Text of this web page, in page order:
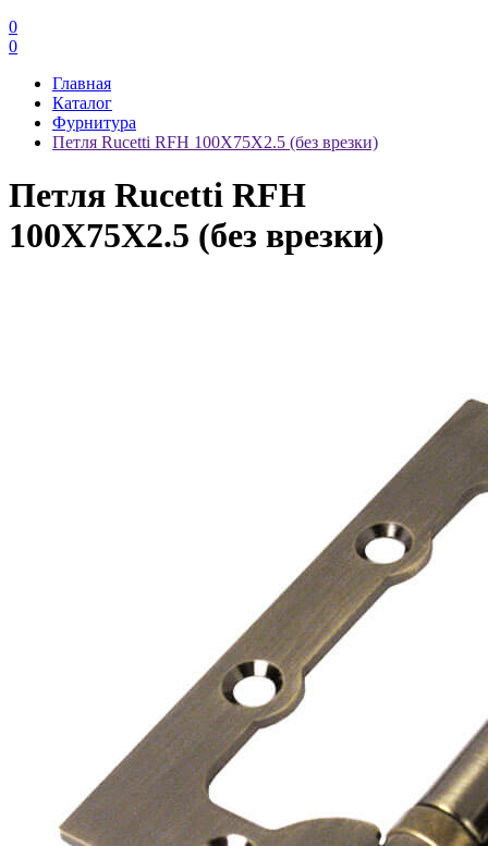
0
0
Главная
Каталог
Фурнитура
Петля Rucetti RFH 100X75X2.5 (без врезки)
Петля Rucetti RFH
100X75X2.5 (без врезки)